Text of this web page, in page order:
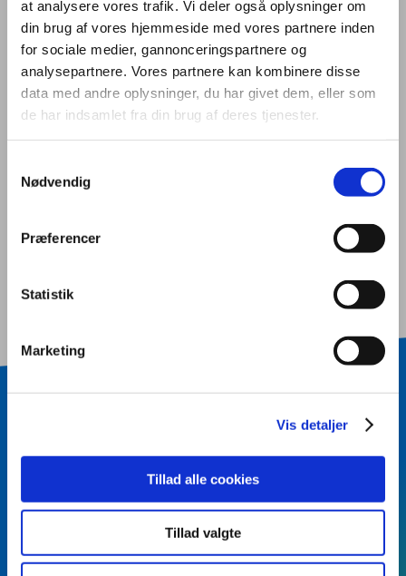
at analysere vores trafik. Vi deler også oplysninger om
din brug af vores hjemmeside med vores partnere inden
for sociale medier, gannonceringspartnere og
analysepartnere. Vores partnere kan kombinere disse
data med andre oplysninger, du har givet dem, eller som
de har indsamlet fra din brug af deres tjenester.
Nødvendig
Præferencer
Statistik
Marketing
Vis detaljer
Tillad alle cookies
Tillad valgte
Butik og E-handel
EUX - kontor og finans
Vil du vide mere?
Skriv dit navn og dine
kontaktinformationer, samt eventuel kort
besked - så kontakter vi dig.